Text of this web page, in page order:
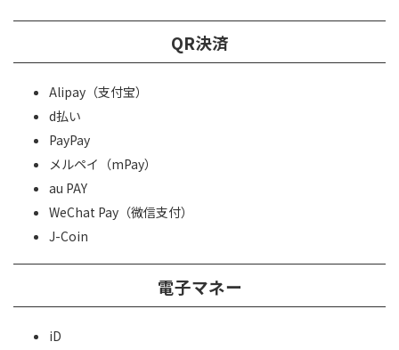
QR決済
Alipay（支付宝）
d払い
PayPay
メルペイ（mPay）
au PAY
WeChat Pay（微信支付）
J-Coin
電子マネー
iD